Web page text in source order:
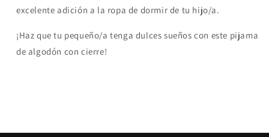
excelente adición a la ropa de dormir de tu hijo/a.
¡Haz que tu pequeño/a tenga dulces sueños con este pijama
de algodón con cierre!